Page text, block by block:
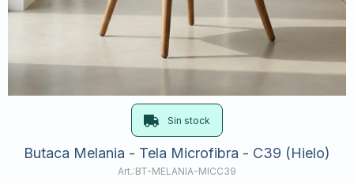
Sin stock
Butaca Melania - Tela Microfibra - C39 (Hielo)
BT-MELANIA-MICC39